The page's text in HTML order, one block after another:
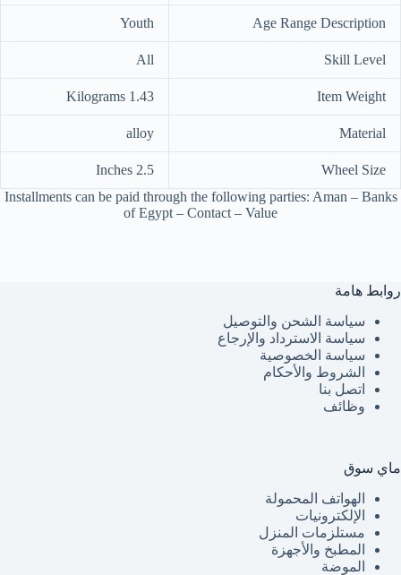
Age Range Description
Youth
Skill Level
All
Item Weight
1.43 Kilograms
Material
alloy
Wheel Size
2.5 Inches
Installments can be paid through the following parties: Aman – Banks
of Egypt – Contact – Value
روابط هامة
سياسة الشحن والتوصيل
سياسة الاسترداد والإرجاع
سياسة الخصوصية
الشروط والأحكام
اتصل بنا
وظائف
ماي سوق
الهواتف المحمولة
الإلكترونيات
مستلزمات المنزل
المطبخ والأجهزة
الموضة